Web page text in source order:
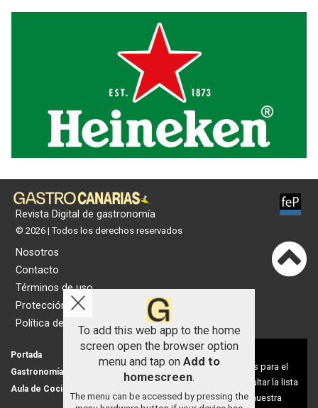
Revista Digital de gastronomía
© 2026 | Todos los derechos reservados
Nosotros
Contacto
Términos de uso
Protección de datos
Política de cookies
Portada
Actualidad
Gastronomía
Aula de Cocina
To add this web app to the home
screen open the browser option
menu and tap on Add to
homescreen.
The menu can be accessed by pressing the
Aviso sobre el Uso de cookies:
Utilizamos cookies nuestras y de terceros para el
funcionamiento del digital. Puedes consultar la lista
de cookies y como desconectarlas. Ver nuestra